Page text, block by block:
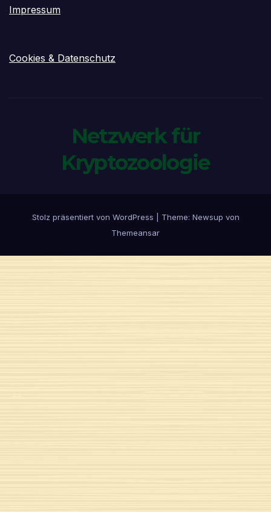
Impressum
Cookies & Datenschutz
Netzwerk für
Kryptozoologie
Stolz präsentiert von WordPress Theme: Newsup von
Themeansar